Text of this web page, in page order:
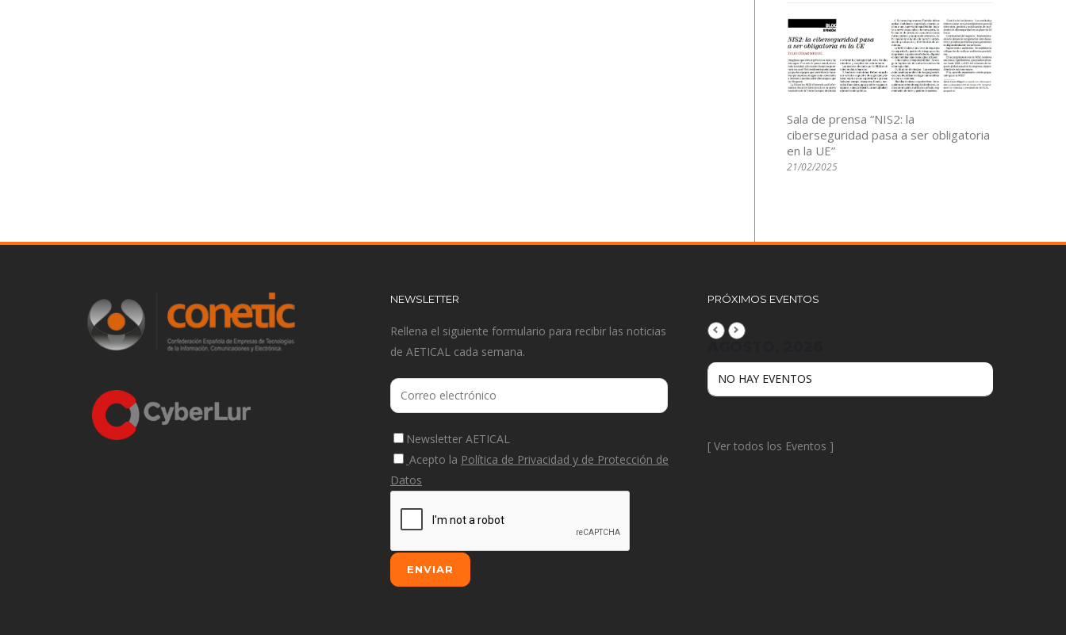
Sala de prensa “NIS2: la
ciberseguridad pasa a ser obligatoria
en la UE”
21/02/2025
NEWSLETTER
Rellena el siguiente formulario para recibir las noticias
de AETICAL cada semana.
Newsletter AETICAL
Acepto la Política de Privacidad y de Protección de
Datos
PRÓXIMOS EVENTOS
NO HAY EVENTOS
[ Ver todos los Eventos ]